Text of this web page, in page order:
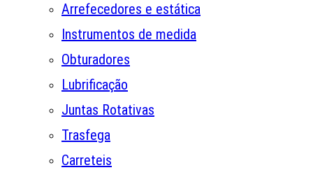
Arrefecedores e estática
Instrumentos de medida
Obturadores
Lubrificação
Juntas Rotativas
Trasfega
Carreteis